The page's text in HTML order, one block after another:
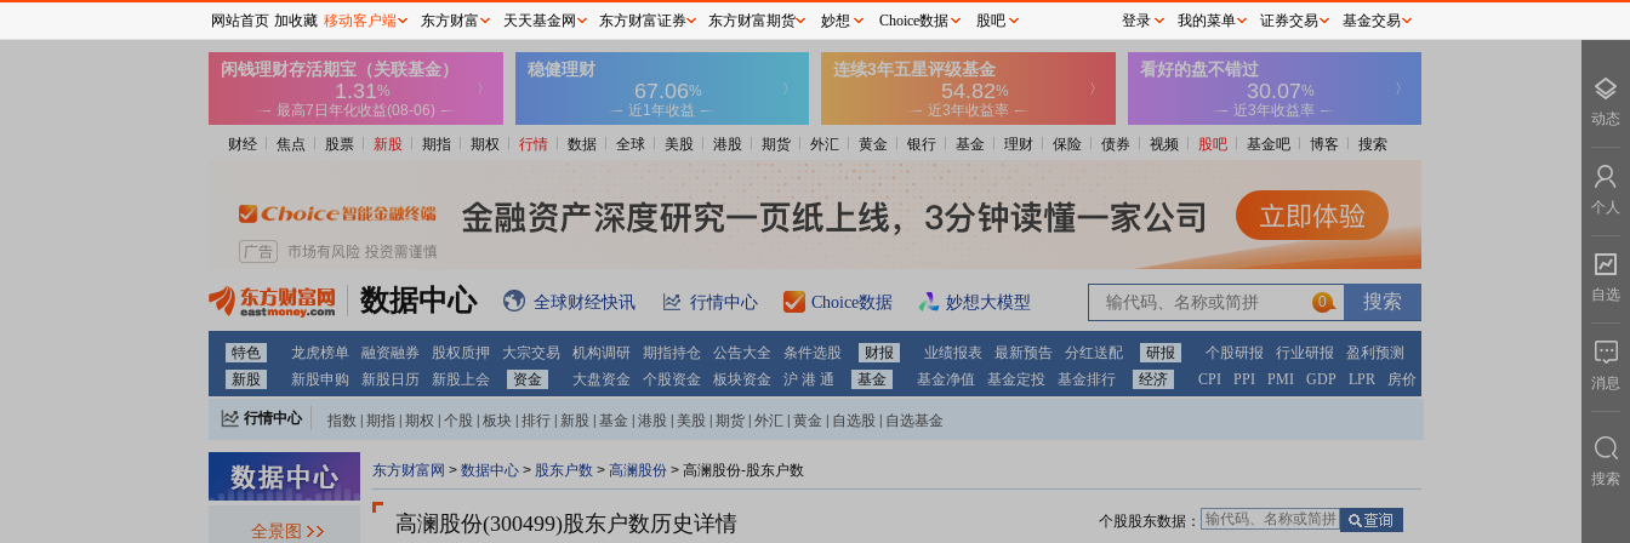
财经 焦点 股票 新股 期指 期权 行情 数据 全球 美股 港股 期货 外汇 黄金 银行 基金 理财 保险 债券 视频 股吧 基金吧 博客 搜索
数据中心 全球财经快讯 行情中心 Choice数据 妙想大模型 0
特色 龙虎榜单 融资融券 股权质押 大宗交易 机构调研 期指持仓 公告大全 条件选股 财报 业绩报表 最新预告 分红送配 研报 个股研报 行业研报
盈利预测
新股
新股申购 新股日历 新股上会 资金 大盘资金 个股资金 板块资金 沪 港 通 基金 基金净值 基金定投 基金排行 经济 CPI PPI PMI GDP LPR 房价
行情中心 指数 期指 期权 个股 板块 排行 新股 基金 港股 美股 期货 外汇 黄金 自选股 自选基金
全景图
东方财富网 > 数据中心 > 股东户数 > 高澜股份 > 高澜股份-股东户数
高澜股份(300499)股东户数历史详情 个股股东数据：
网站首页 加收藏 移动客户端 东方财富 天天基金网 东方财富证券 东方财富期货 妙想 Choice数据 股吧 登录 我的菜单 证券交易 基金交易
动态
个人
自选
消息
搜索